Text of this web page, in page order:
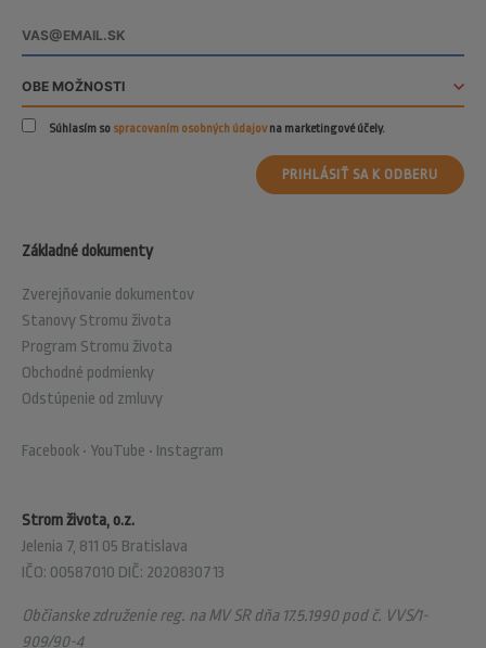
Strom života, o.z.
Jelenia 7, 811 05 Bratislava
IČO: 00587010 DIČ: 2020830713
Občianske združenie reg. na MV SR dňa 17.5.1990 pod č. VVS/1-
909/90-4
Základné dokumenty
Zverejňovanie dokumentov
Stanovy Stromu života
Program Stromu života
Obchodné podmienky
Odstúpenie od zmluvy
Facebook • YouTube • Instagram
Súhlasím so spracovaním osobných údajovna marketingové účely.
PRIHLÁSIŤ SA K ODBERU